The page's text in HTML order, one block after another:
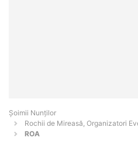
Șoimii Nunților
Rochii de Mireasă, Organizatori
ROA